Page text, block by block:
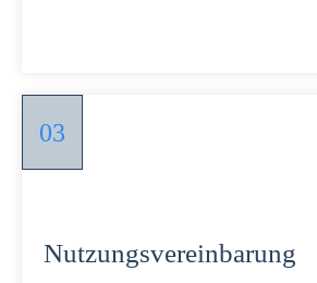
03
Nutzungsvereinbarung